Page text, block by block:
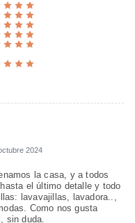
2024
la casa, y a todos
el último detalle y todo
lavavajillas, lavadora..,
Como nos gusta
sin duda.